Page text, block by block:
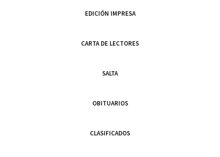
EDICIÓN IMPRESA
CARTA DE LECTORES
SALTA
OBITUARIOS
CLASIFICADOS